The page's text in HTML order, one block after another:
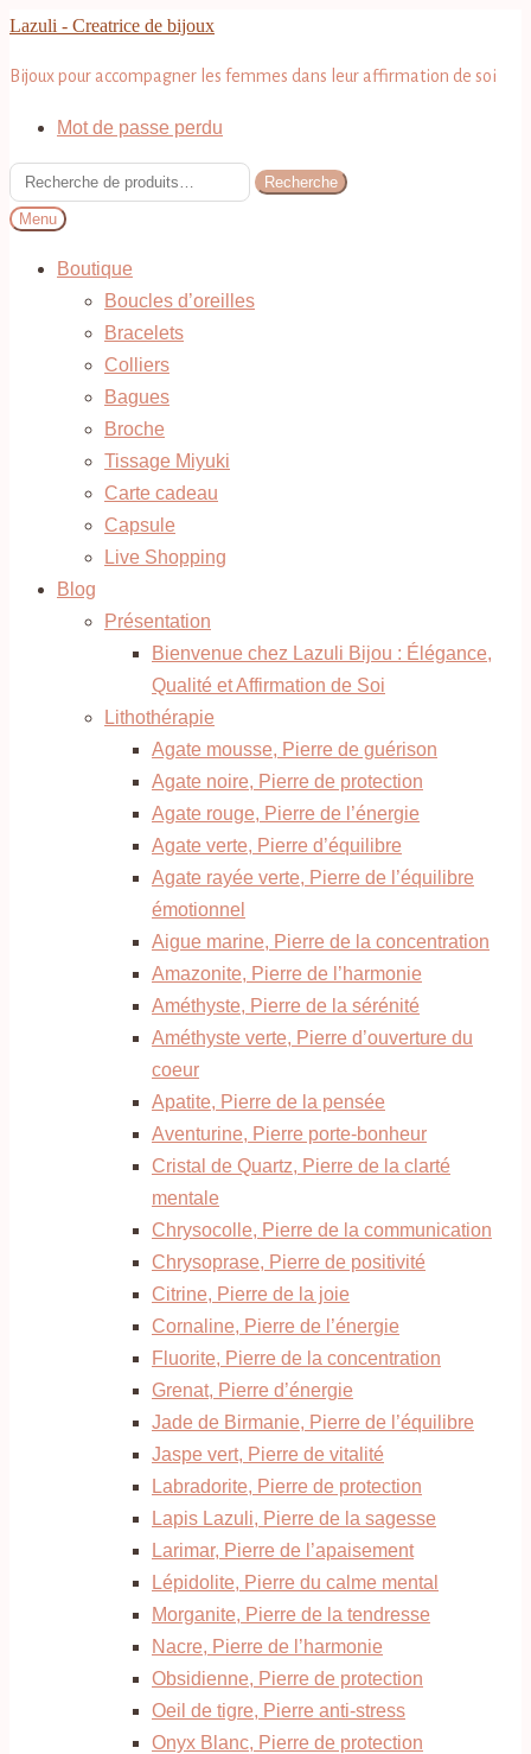
Aller
la
navigation
Aller
contenu
Lazuli - Creatrice de bijoux
Bijoux pour accompagner les femmes dans leur affirmation de soi
Mot de passe perdu
Recherche
pour :
Recherche
Menu
Boutique
Boucles d’oreilles
Bracelets
Colliers
Bagues
Broche
Tissage Miyuki
Carte cadeau
Capsule
Live Shopping
Blog
Présentation
Bienvenue chez Lazuli Bijou : Élégance,
Qualité et Affirmation de Soi
Lithothérapie
Agate mousse, Pierre de guérison
Agate noire, Pierre de protection
Agate rouge, Pierre de l’énergie
Agate verte, Pierre d’équilibre
Agate rayée verte, Pierre de l’équilibre
émotionnel
Aigue marine, Pierre de la concentration
Amazonite, Pierre de l’harmonie
Améthyste, Pierre de la sérénité
Améthyste verte, Pierre d’ouverture du
coeur
Apatite, Pierre de la pensée
Aventurine, Pierre porte-bonheur
Cristal de Quartz, Pierre de la clarté
mentale
Chrysocolle, Pierre de la communication
Chrysoprase, Pierre de positivité
Citrine, Pierre de la joie
Cornaline, Pierre de l’énergie
Fluorite, Pierre de la concentration
Grenat, Pierre d’énergie
Jade de Birmanie, Pierre de l’équilibre
Jaspe vert, Pierre de vitalité
Labradorite, Pierre de protection
Lapis Lazuli, Pierre de la sagesse
Larimar, Pierre de l’apaisement
Lépidolite, Pierre du calme mental
Morganite, Pierre de la tendresse
Nacre, Pierre de l’harmonie
Obsidienne, Pierre de protection
Oeil de tigre, Pierre anti-stress
Onyx Blanc, Pierre de protection